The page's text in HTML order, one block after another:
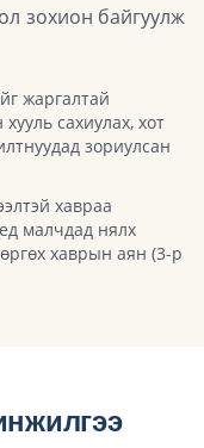
зохион байгуулж
жаргалтай
сахиулах, хот
зориулсан
хавраа
малчдад нялх
хаврын аян (3-р